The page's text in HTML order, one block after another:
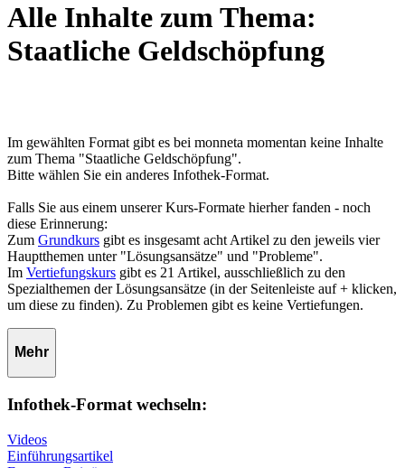
Alle Inhalte zum Thema:
Staatliche Geldschöpfung
Im gewählten Format gibt es bei monneta momentan keine Inhalte
zum Thema "Staatliche Geldschöpfung".
Bitte wählen Sie ein anderes Infothek-Format.
Falls Sie aus einem unserer Kurs-Formate hierher fanden - noch
diese Erinnerung:
Zum Grundkurs gibt es insgesamt acht Artikel zu den jeweils vier
Hauptthemen unter "Lösungsansätze" und "Probleme".
Im Vertiefungskurs gibt es 21 Artikel, ausschließlich zu den
Spezialthemen der Lösungsansätze (in der Seitenleiste auf + klicken,
um diese zu finden). Zu Problemen gibt es keine Vertiefungen.
Mehr
Infothek-Format wechseln:
Videos
Einführungsartikel